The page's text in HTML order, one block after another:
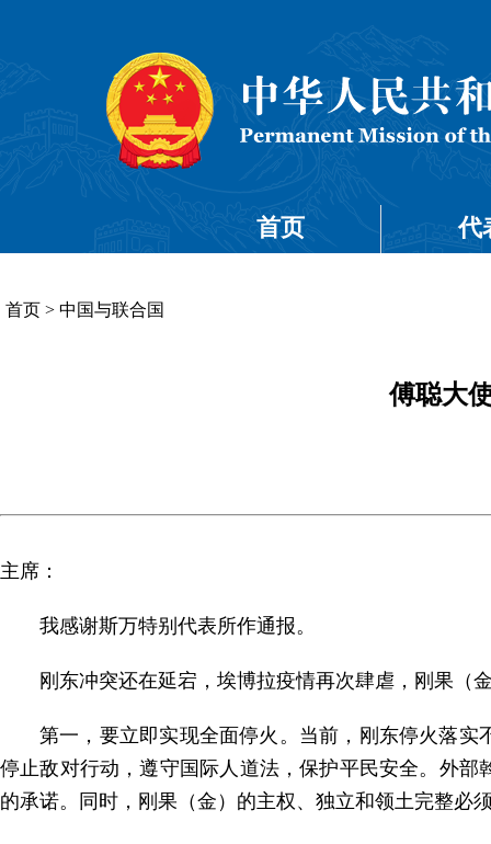
首页 代
首页 > 中国与联合国
傅聪大
主席：
我感谢斯万特别代表所作通报。
刚东冲突还在延宕，埃博拉疫情再次肆虐，刚果（
第一，要立即实现全面停火。当前，刚东停火落
停止敌对行动，遵守国际人道法，保护平民安全。外
的承诺。同时，刚果（金）的主权、独立和领土完整必